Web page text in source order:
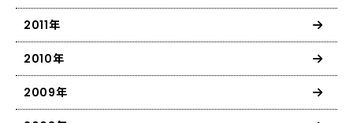
2011年
2010年
2009年